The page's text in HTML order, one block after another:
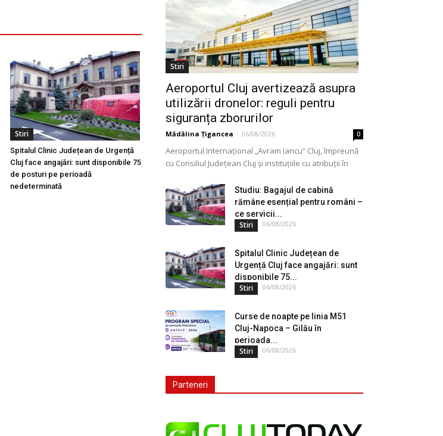
Stiri
Spitalul Clinic Județean de Urgență
Cluj face angajări: sunt disponibile 75
de posturi pe perioadă
nedeterminată
Stiri
Aeroportul Cluj avertizează asupra
utilizării dronelor: reguli pentru
siguranța zborurilor
Mădălina Țigancea - 06/08/2026 0
Aeroportul Internațional „Avram Iancu” Cluj, împreună
cu Consiliul Județean Cluj și instituțiile cu atribuții în
utilizarea...
Studiu: Bagajul de cabină
rămâne esențial pentru români –
ce servicii...
Stiri 06/08/2026
Spitalul Clinic Județean de
Urgență Cluj face angajări: sunt
disponibile 75...
Stiri 06/08/2026
Curse de noapte pe linia M51
Cluj-Napoca – Gilău în
perioada...
Stiri 06/08/2026
Parteneri